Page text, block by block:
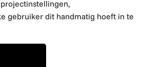
gebruiker dit handmatig hoeft in te